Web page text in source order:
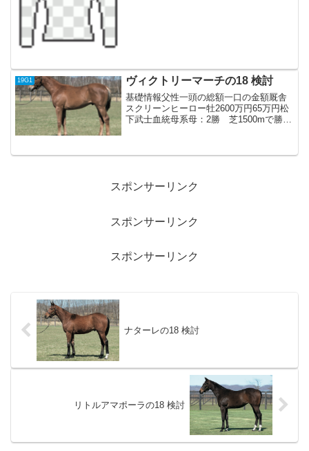
19G1 ヴィクトリーマーチの18 検討
基礎情報父性一頭の総額一口の金額厩舎
スクリーンヒーロー牡2600万円65万円松
下武士血統母系母：2勝 芝1500mで勝利
似た配合の活躍馬スクリーンヒーロー×ア
スポンサーリンク
スポンサーリンク
スポンサーリンク
ナターレの18 検討
リトルアマポーラの18 検討